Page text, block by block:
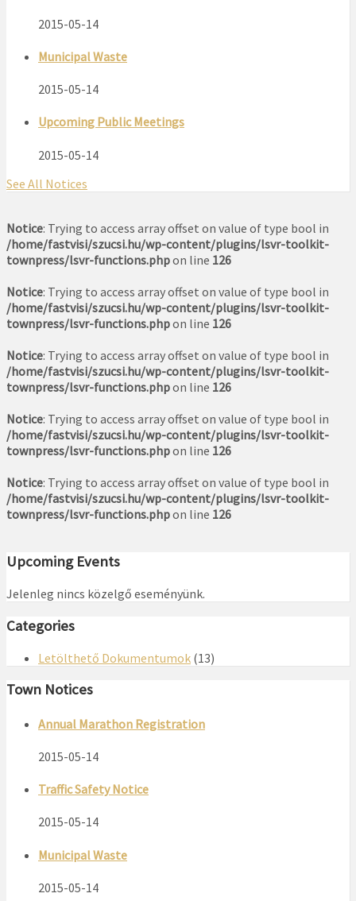
2015-05-14
Municipal Waste
2015-05-14
Upcoming Public Meetings
2015-05-14
See All Notices
Notice: Trying to access array offset on value of type bool in
/home/fastvisi/szucsi.hu/wp-content/plugins/lsvr-toolkit-
townpress/lsvr-functions.phpon line 126
Notice: Trying to access array offset on value of type bool in
/home/fastvisi/szucsi.hu/wp-content/plugins/lsvr-toolkit-
townpress/lsvr-functions.phpon line 126
Notice: Trying to access array offset on value of type bool in
/home/fastvisi/szucsi.hu/wp-content/plugins/lsvr-toolkit-
townpress/lsvr-functions.phpon line 126
Notice: Trying to access array offset on value of type bool in
/home/fastvisi/szucsi.hu/wp-content/plugins/lsvr-toolkit-
townpress/lsvr-functions.phpon line 126
Notice: Trying to access array offset on value of type bool in
/home/fastvisi/szucsi.hu/wp-content/plugins/lsvr-toolkit-
townpress/lsvr-functions.phpon line 126
Upcoming Events
Jelenleg nincs közelgő eseményünk.
Categories
Letölthető Dokumentumok (13)
Town Notices
Annual Marathon Registration
2015-05-14
Traffic Safety Notice
2015-05-14
Municipal Waste
2015-05-14